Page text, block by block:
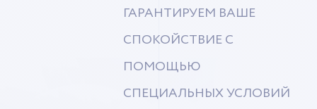
ГАРАНТИРУЕМ ВАШЕ
СПОКОЙСТВИЕ С
ПОМОЩЬЮ
СПЕЦИАЛЬНЫХ УСЛОВИЙ